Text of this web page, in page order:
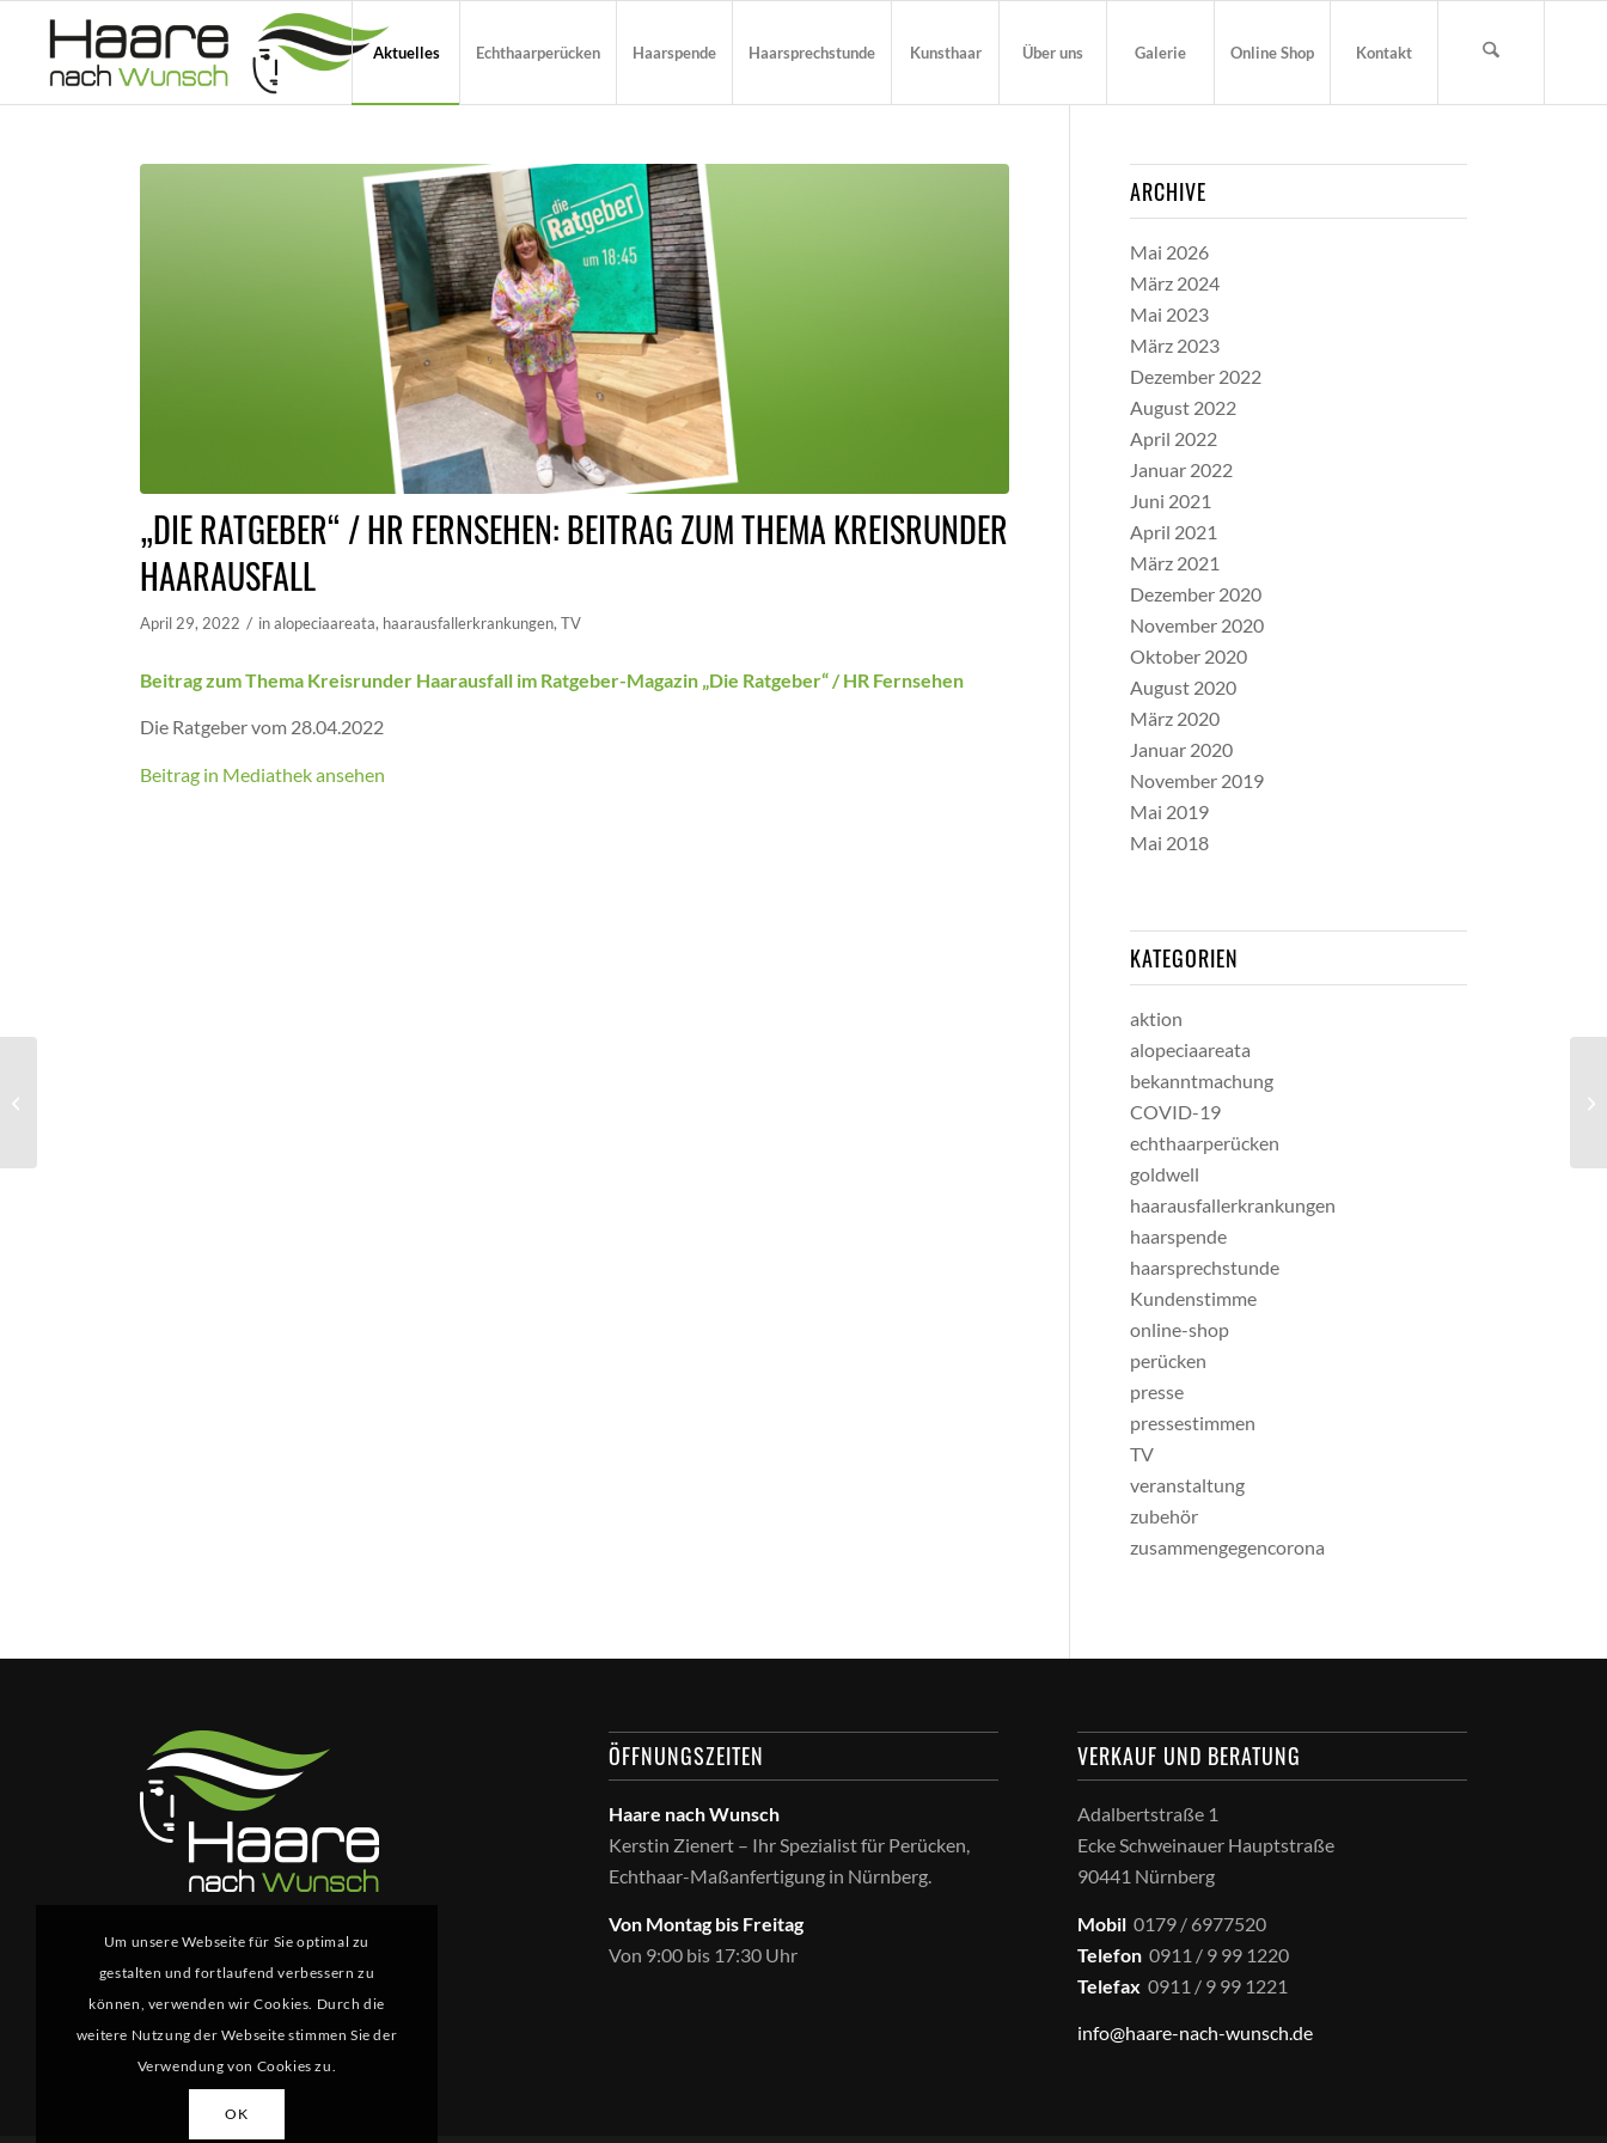
Aktuelles Echthaarperücken Haarspende Haarsprechstunde Kunsthaar Über uns Galerie Online Shop Kontakt
„DIE RATGEBER“ / HR FERNSEHEN: BEITRAG ZUM THEMA KREISRUNDER
HAARAUSFALL
April 29, 2022 / inalopeciaareata, haarausfallerkrankungen,TV
Beitrag zum Thema Kreisrunder Haarausfall im Ratgeber-Magazin „Die Ratgeber“ / HR Fernsehen
Die Ratgeber vom 28.04.2022
Beitrag in Mediathek ansehen
ARCHIVE
Mai 2026
März 2024
Mai 2023
März 2023
Dezember 2022
August 2022
April 2022
Januar 2022
Juni 2021
April 2021
März 2021
Dezember 2020
November 2020
Oktober 2020
August 2020
März 2020
Januar 2020
November 2019
Mai 2019
Mai 2018
KATEGORIEN
aktion
alopeciaareata
bekanntmachung
COVID-19
echthaarperücken
goldwell
haarausfallerkrankungen
haarspende
haarsprechstunde
Kundenstimme
online-shop
perücken
presse
pressestimmen
TV
veranstaltung
zubehör
zusammengegencorona
ÖFFNUNGSZEITEN
Haare nach Wunsch
Kerstin Zienert – Ihr Spezialist für Perücken,
Echthaar-Maßanfertigung in Nürnberg.
Von Montag bis Freitag
Von 9:00 bis 17:30 Uhr
VERKAUF UND BERATUNG
Adalbertstraße 1
Ecke Schweinauer Hauptstraße
90441 Nürnberg
Mobil 0179 / 6977520
Telefon 0911 / 9 99 1220
Telefax 0911 / 9 99 1221
info@haare-nach-wunsch.de
Um unsere Webseite für Sie optimal zu
gestalten und fortlaufend verbessern zu
können, verwenden wir Cookies. Durch die
weitere Nutzung der Webseite stimmen Sie der
Verwendung von Cookies zu.
OK